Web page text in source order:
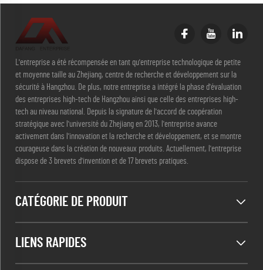
L'entreprise a été récompensée en tant qu'entreprise technologique de petite
et moyenne taille au Zhejiang, centre de recherche et développement sur la
sécurité à Hangzhou. De plus, notre entreprise a intégré la phase d'évaluation
des entreprises high-tech de Hangzhou ainsi que celle des entreprises high-
tech au niveau national. Depuis la signature de l'accord de coopération
stratégique avec l'université du Zhejiang en 2013, l'entreprise avance
activement dans l'innovation et la recherche et développement, et se montre
courageuse dans la création de nouveaux produits. Actuellement, l'entreprise
dispose de 3 brevets d'invention et de 17 brevets pratiques.
CATÉGORIE DE PRODUIT
LIENS RAPIDES